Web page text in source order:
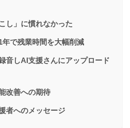
し」に慣れなかった
で残業時間を大幅削減
音しAI支援さんにアップロード
改善への期待
者へのメッセージ